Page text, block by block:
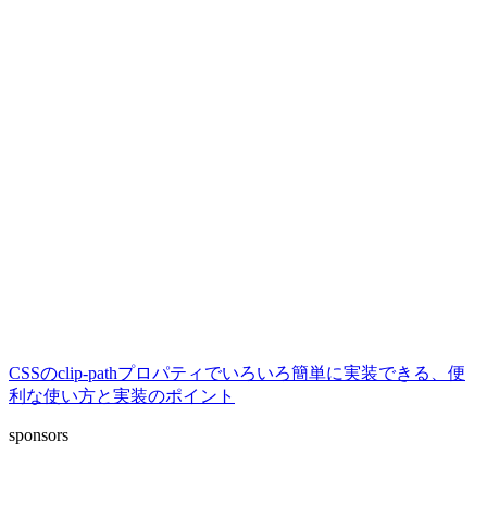
CSSのclip-pathプロパティでいろいろ簡単に実装できる、便
利な使い方と実装のポイント
sponsors